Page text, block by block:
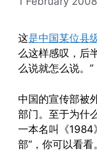
这是中国某位县
么这样感叹，后
么说就怎么说。”
中国的宣传部被
部门。至于为什
一本名叫《1984
部”，你可以看